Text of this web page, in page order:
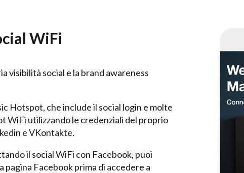
WiFi
visibilità social e la brand awareness
Hotspot, che include il social login e molte
WiFi utilizzando le credenziali del proprio
e VKontakte.
il social WiFi con Facebook, puoi
pagina Facebook prima di accedere a